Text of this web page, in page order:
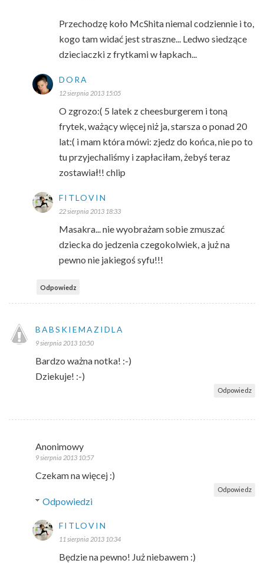
Przechodzę koło McShita niemal codziennie i to,
kogo tam widać jest straszne... Ledwo siedzące
dzieciaczki z frytkami w łapkach...
DORA
12 sierpnia 2013 15:05
O zgrozo:( 5 latek z cheesburgerem i toną
frytek, ważący więcej niż ja, starsza o ponad 20
lat:( i mam która mówi: zjedz do końca, nie po to
tu przyjechaliśmy i zapłaciłam, żebyś teraz
zostawiał!! chlip
FITLOVIN
22 sierpnia 2013 18:33
Masakra... nie wyobrażam sobie zmuszać
dziecka do jedzenia czegokolwiek, a już na
pewno nie jakiegoś syfu!!!
Odpowiedz
BABSKIEMAZIDLA
9 sierpnia 2013 10:50
Bardzo ważna notka! :-)
Dziekuje! :-)
Odpowiedz
Anonimowy
9 sierpnia 2013 10:57
Czekam na więcej :)
Odpowiedz
Odpowiedzi
FITLOVIN
11 sierpnia 2013 10:34
Będzie na pewno! Już niebawem :)